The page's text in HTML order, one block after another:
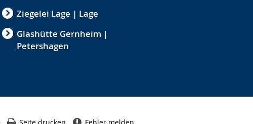
Ziegelei Lage | Lage
Glashütte Gernheim |
Petershagen
Seite drucken Fehler melden